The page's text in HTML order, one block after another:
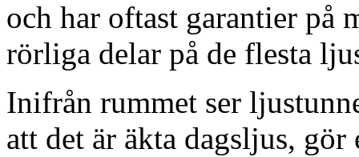
och har oftast garantier på
rörliga delar på de flesta
Inifrån rummet ser
att det är äkta dagsljus,